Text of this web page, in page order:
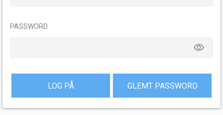
PASSWORD
remove_red_eye